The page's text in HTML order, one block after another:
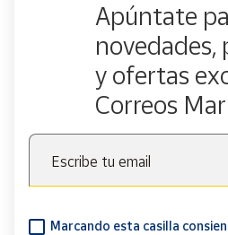
Apúntate
novedades,
y ofertas
Correos
Escribe tu email
Marcando esta casilla